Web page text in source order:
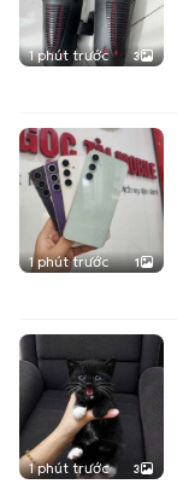
1 phút trước 3
1 phút trước 1
1 phút trước 3